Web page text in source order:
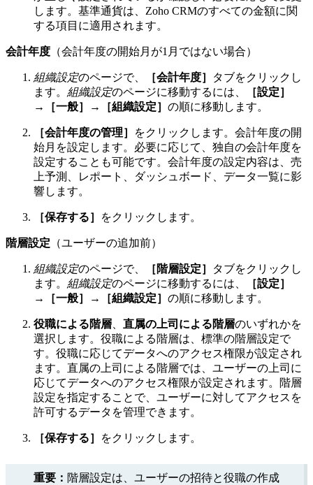
します。基準通貨は、Zoho CRMのすべての金額に関
する項目に適用されます。
会計年度 （会計年度の開始月が1月ではない場合）
組織設定のページで、 ［会計年度］
タブをクリックし
ます。 組織設定のページに移動するには、
［設定］
→［一般］→［組織設定］ の順に移動します。
［会計年度の管理］
をクリックします。会計年度の開
始月を設定します。必要に応じて、独自の会計年度を
設定することも可能です。会計年度の設定内容は、売
上予測、レポート、ダッシュボード、データ一覧に影
響します。
［保存する］ をクリックします。
階層設定 （ユーザーの追加前）
組織設定のページで、 ［階層設定］
タブをクリックし
ます。 組織設定のページに移動するには、
［設定］
→［一般］→［組織設定］ の順に移動します。
役職による階層 直属の上司による階層のいずれかを
選択します。役職による階層は、標準の階層設定で
す。役職に応じてデータへのアクセス権限が設定され
ます。直属の上司による階層では、ユーザーの上司に
応じてデータへのアクセス権限が設定されます。階層
設定を指定することで、ユーザーに対してアクセスを
許可するデータを管理できます。
［保存する］ をクリックします。
重要： 階層設定は、ユーザーの招待と役職の作成